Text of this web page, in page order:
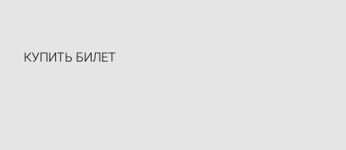
КУПИТЬ БИЛЕТ